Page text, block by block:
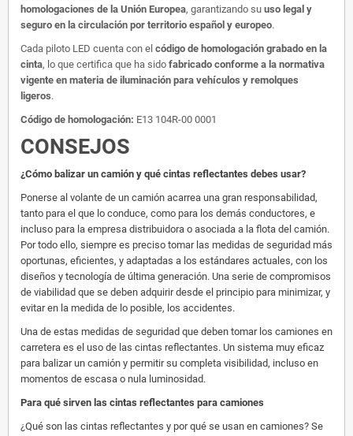
homologaciones de la Unión Europea, garantizando su uso legal y
seguro en la circulación por territorio español y europeo.
Cada piloto LED cuenta con el código de homologación grabado en la
cinta, lo que certifica que ha sido fabricado conforme a la normativa
vigente en materia de iluminación para vehículos y remolques
ligeros.
Código de homologación: E13 104R-00 0001
CONSEJOS
¿Cómo balizar un camión y qué cintas reflectantes debes usar?
Ponerse al volante de un camión acarrea una gran responsabilidad,
tanto para el que lo conduce, como para los demás conductores, e
incluso para la empresa distribuidora o asociada a la flota del camión.
Por todo ello, siempre es preciso tomar las medidas de seguridad más
oportunas, eficientes, y adaptadas a los estándares actuales, con los
diseños y tecnología de última generación. Una serie de compromisos
de viabilidad que se deben adquirir desde el principio para minimizar, y
evitar en la medida de lo posible, los accidentes.
Una de estas medidas de seguridad que deben tomar los camiones en
carretera es el uso de las cintas reflectantes. Un sistema muy eficaz
para balizar un camión y permitir su completa visibilidad, incluso en
momentos de escasa o nula luminosidad.
Para qué sirven las cintas reflectantes para camiones
¿Qué son las cintas reflectantes y por qué se usan en camiones? Se